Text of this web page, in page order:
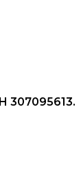
307095613.